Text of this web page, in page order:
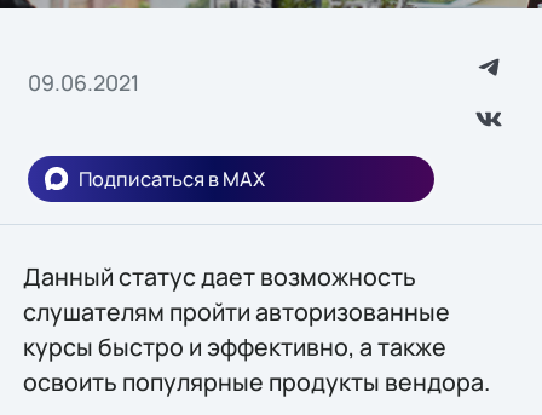
09.06.2021
Подписаться в MAX
Данный статус дает возможность
слушателям пройти авторизованные
курсы быстро и эффективно, а также
освоить популярные продукты вендора.